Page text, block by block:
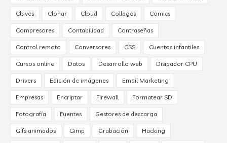
Claves Clonar Cloud Collages Comics
Compresores Contabilidad Contraseñas
Control remoto Conversores CSS Cuentos infantiles
Cursos online Datos Desarrollo web Disipador CPU
Drivers Edición de imágenes Email Marketing
Empresas Encriptar Firewall Formatear SD
Fotografía Fuentes Gestores de descarga
Gifs animados Gimp Grabación Hacking